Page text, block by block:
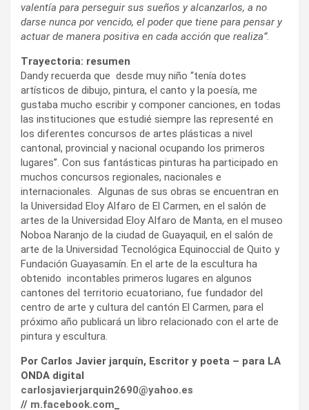
valentía para perseguir sus sueños y alcanzarlos, a no
darse nunca por vencido, el poder que tiene para pensar y
actuar de manera positiva en cada acción que realiza”.
Trayectoria: resumen
Dandy recuerda que desde muy niño “tenía dotes
artísticos de dibujo, pintura, el canto y la poesía, me
gustaba mucho escribir y componer canciones, en todas
las instituciones que estudié siempre las representé en
los diferentes concursos de artes plásticas a nivel
cantonal, provincial y nacional ocupando los primeros
lugares”. Con sus fantásticas pinturas ha participado en
muchos concursos regionales, nacionales e
internacionales. Algunas de sus obras se encuentran en
la Universidad Eloy Alfaro de El Carmen, en el salón de
artes de la Universidad Eloy Alfaro de Manta, en el museo
Noboa Naranjo de la ciudad de Guayaquil, en el salón de
arte de la Universidad Tecnológica Equinoccial de Quito y
Fundación Guayasamín. En el arte de la escultura ha
obtenido incontables primeros lugares en algunos
cantones del territorio ecuatoriano, fue fundador del
centro de arte y cultura del cantón El Carmen, para el
próximo año publicará un libro relacionado con el arte de
pintura y escultura.
Por Carlos Javier jarquín, Escritor y poeta – para LA
ONDA digital
carlosjavierjarquin2690@yahoo.es
// m.facebook.com